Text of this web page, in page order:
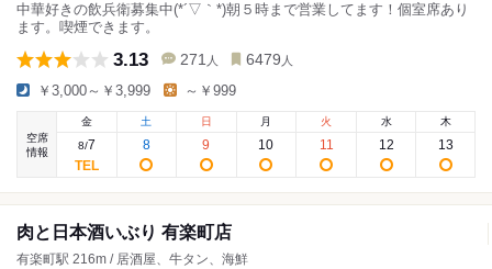
中華好きの飲兵衛募集中(*´▽｀*)朝５時まで営業してます！個室席あり
ます。喫煙できます。
3.13 271 人 6479 人
￥3,000～￥3,999 ～￥999
空席
情報
金
8/7
土
8
日
9
月
10
火
11
水
12
木
13
肉と日本酒いぶり 有楽町店
有楽町駅 216m / 居酒屋、牛タン、海鮮